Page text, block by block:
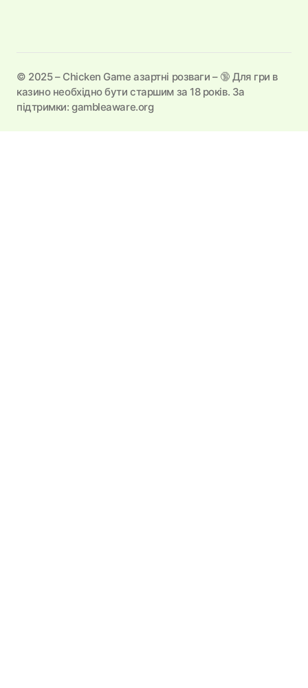
©️ 2025 – Chicken Game азартні розваги – 🔞 Для гри в
казино необхідно бути старшим за 18 років. За
підтримки: gambleaware.org